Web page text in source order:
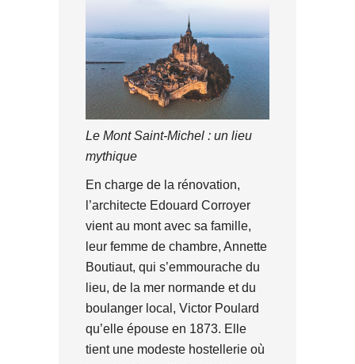
Le Mont Saint-Michel : un lieu
mythique
En charge de la rénovation,
l’architecte Edouard Corroyer
vient au mont avec sa famille,
leur femme de chambre, Annette
Boutiaut, qui s’emmourache du
lieu, de la mer normande et du
boulanger local, Victor Poulard
qu’elle épouse en 1873. Elle
tient une modeste hostellerie où